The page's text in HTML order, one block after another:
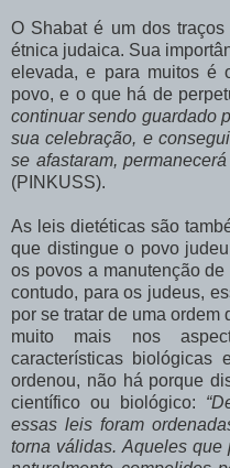
O Shabat é um dos
étnica judaica. Sua
elevada, e para muitos é
povo, e o que há de
continuar sendo guardado
sua celebração, e
se afastaram,
(PINKUSS).
As leis dietéticas são
que distingue o povo
os povos a manutenção
contudo, para os judeus,
por se tratar de uma
muito mais nos
características biológicas
ordenou, não há porque
científico ou biológico:
essas leis foram
torna válidas. Aqueles